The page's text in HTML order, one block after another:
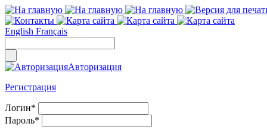
English Français
Авторизация
Регистрация
Логин*
Пароль*